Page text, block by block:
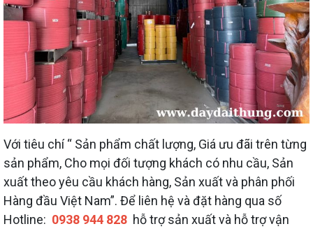
Với tiêu chí “ Sản phẩm chất lượng, Giá ưu đãi trên từng
sản phẩm, Cho mọi đối tượng khách có nhu cầu, Sản
xuất theo yêu cầu khách hàng, Sản xuất và phân phối
Hàng đầu Việt Nam”. Để liên hệ và đặt hàng qua số
Hotline: 0938 944 828 hỗ trợ sản xuất và hỗ trợ vận